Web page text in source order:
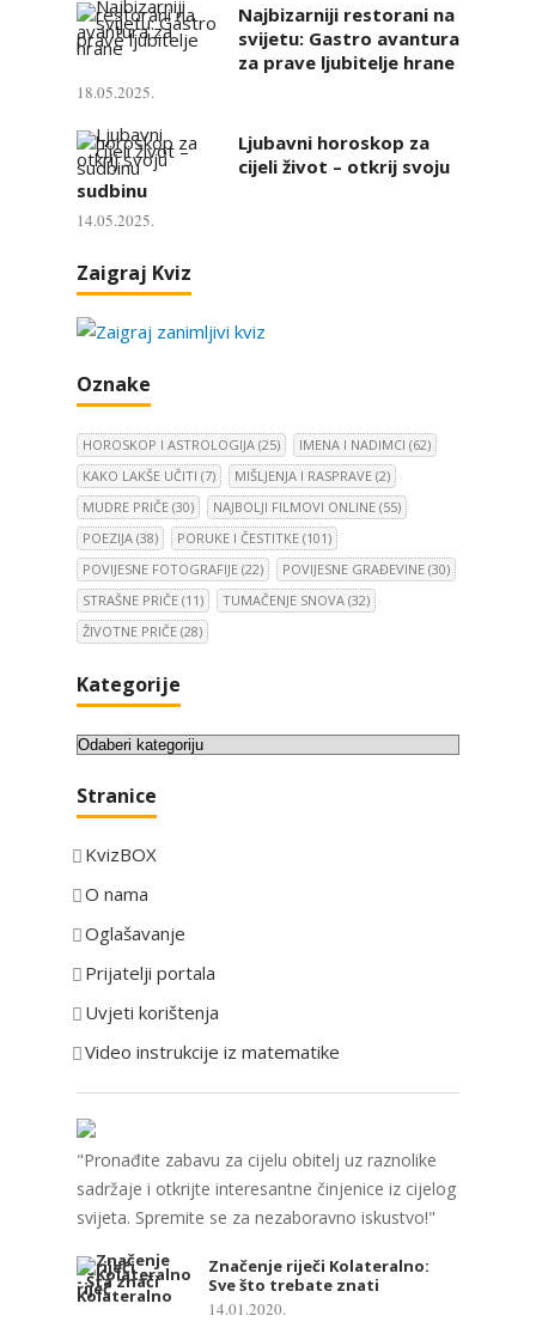
Najbizarniji restorani na
svijetu: Gastro avantura
za prave ljubitelje hrane
18.05.2025.
Ljubavni horoskop za
cijeli život – otkrij svoju
sudbinu
14.05.2025.
Zaigraj Kviz
Oznake
HOROSKOP I ASTROLOGIJA (25) IMENA I NADIMCI (62)
KAKO LAKŠE UČITI (7) MIŠLJENJA I RASPRAVE (2)
MUDRE PRIČE (30) NAJBOLJI FILMOVI ONLINE (55)
POEZIJA (38) PORUKE I ČESTITKE (101)
POVIJESNE FOTOGRAFIJE (22) POVIJESNE GRAĐEVINE (30)
STRAŠNE PRIČE (11) TUMAČENJE SNOVA (32)
ŽIVOTNE PRIČE (28)
Kategorije
K
t
g
o
i
j
Stranice
KvizBOX
O nama
Oglašavanje
Prijatelji portala
Uvjeti korištenja
Video instrukcije iz matematike
"Pronađite zabavu za cijelu obitelj uz raznolike
sadržaje i otkrijte interesantne činjenice iz cijelog
svijeta. Spremite se za nezaboravno iskustvo!"
Značenje riječi Kolateralno:
Sve što trebate znati
14.01.2020.